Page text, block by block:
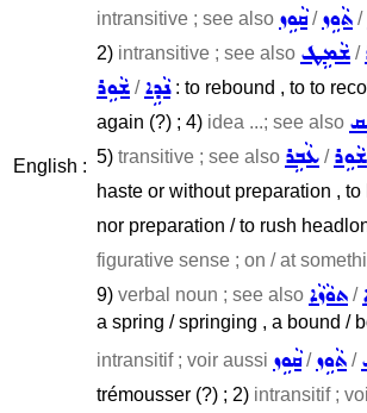
English :
intransitive ; see also ܩܵܘܹܙ/ܬܵܘܹܙ /
2) intransitive ; see also ܫܵܡܹܛ /
ܫܵܘܹܪ /ܢܵܕܹܐ: to rebound , to to
again (?) ; 4) idea ...; see also
5) transitive ; see also ܥܵܒܹܪ /ܫܵܘܹܪ
haste or without preparation ,
nor preparation / to rush
figurative sense ; on / at
9) verbal noun ; see also ܬܘܵܙܵܐ /
a spring / springing , a bound /
intransitif ; voir aussi ܩܵܘܹܙ/ܬܵܘܹܙ /
trémousser (?) ; 2) intransitif ;